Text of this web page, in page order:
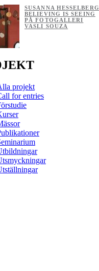
SUSANNA HESSELBERG
BELIEVING IS SEEING
PÅ FOTOGALLERI
VASLI SOUZA
projekt
for entries